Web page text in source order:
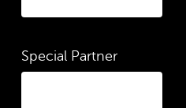
Special Partner